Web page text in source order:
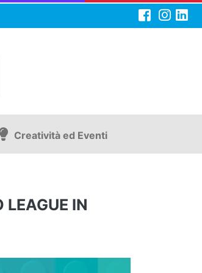
Creatività ed Eventi
LEAGUE IN